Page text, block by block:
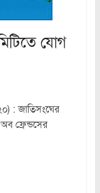
যোগ
: জাতিসংঘের
ফ্রেন্ডসের